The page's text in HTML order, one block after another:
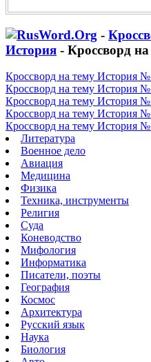
-
История - Кроссворд
Кроссворд на тему История
Кроссворд на тему История №
Кроссворд на тему История
Кроссворд на тему История
Кроссворд на тему История
Литература
Военное дело
Авиация
Медицина
Физика
Техника, инструменты
Религия
Суда
Коневодство
Мифология
Информатика
Писатели, поэты
География
Космос
Архитектура
Русский язык
Наука
Биология